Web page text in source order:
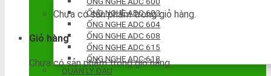
Chưa có sản phẩm trong giỏ hàng.
Giỏ hàng
Chưa có sản phẩm trong giỏ hàng.
ỐNG NGHE ADC 603
ỐNG NGHE ADC 604
ỐNG NGHE ADC 608
ỐNG NGHE ADC 615
ỐNG NGHE ADC 618
QUẢN LÝ ĐAU